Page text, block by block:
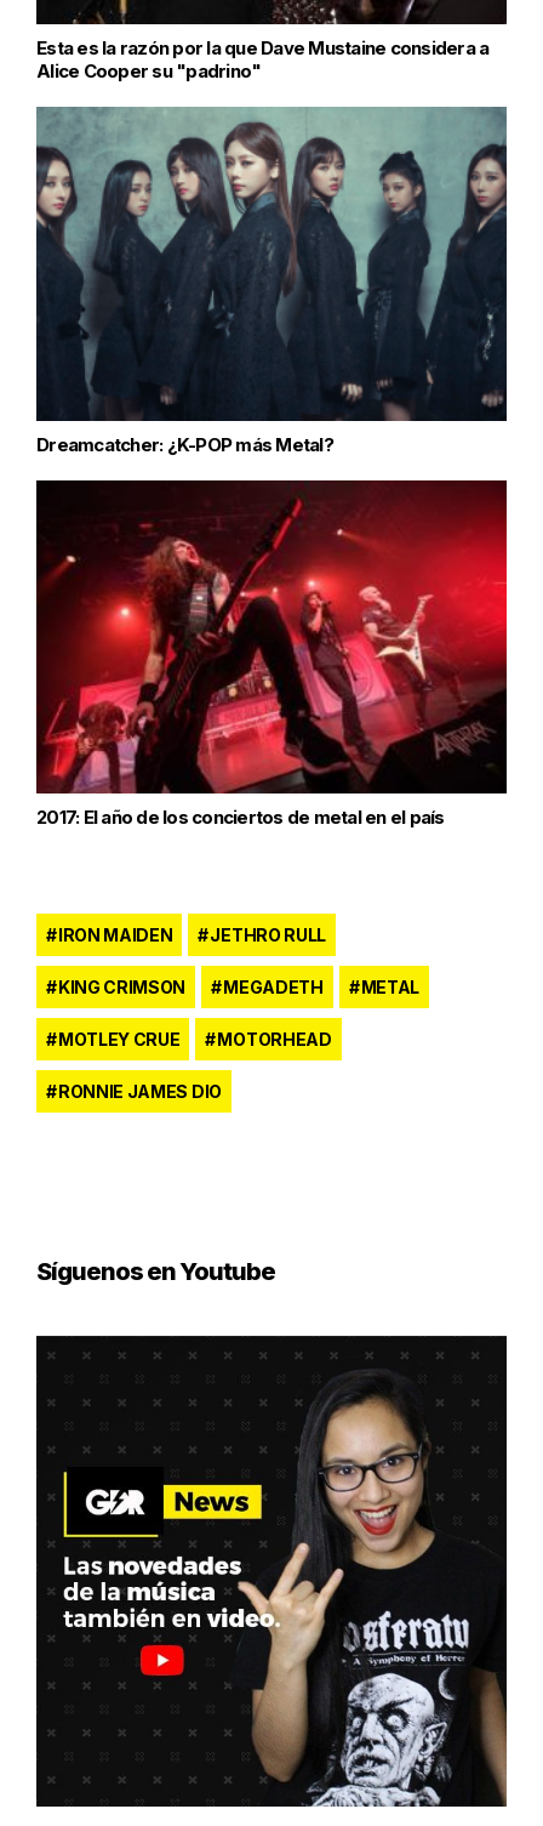
Esta es la razón por la que Dave Mustaine considera a
Alice Cooper su "padrino"
Dreamcatcher: ¿K-POP más Metal?
2017: El año de los conciertos de metal en el país
IRON MAIDEN JETHRO RULL
KING CRIMSON MEGADETH METAL
MOTLEY CRUE MOTORHEAD
RONNIE JAMES DIO
Síguenos en Youtube